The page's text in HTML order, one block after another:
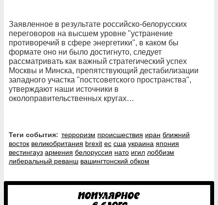
Заявленное в результате российско-белорусских
переговоров на высшем уровне "устранение
противоречий в сфере энергетики", в каком бы
формате оно ни было достигнуто, следует
рассматривать как важный стратегический успех
Москвы и Минска, препятствующий дестабилизации
западного участка "постсоветского пространства",
утверждают наши источники в
околоправительственных кругах…
Теги события: терроризм происшествия иран ближний
восток великобритания brexit ес сша украина япония
вестингауз армения белоруссия нато игил лоббизм
либеральный реванш вашингтонский обком